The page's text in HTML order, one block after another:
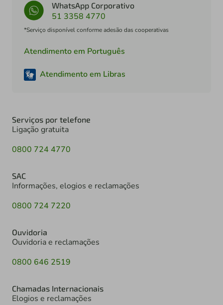
WhatsApp Corporativo
51 3358 4770
*Serviço disponível conforme adesão das cooperativas
Atendimento em Português
Atendimento em Libras
Serviços por telefone
Ligação gratuita
0800 724 4770
SAC
Informações, elogios e reclamações
0800 724 7220
Ouvidoria
Ouvidoria e reclamações
0800 646 2519
Chamadas Internacionais
Elogios e reclamações